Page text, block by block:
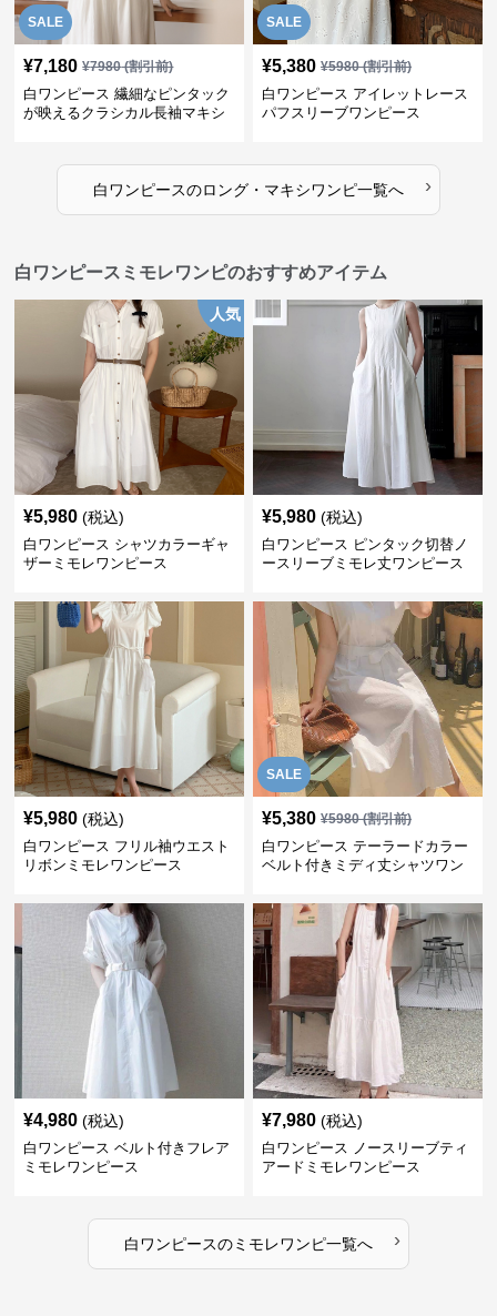
SALE
¥7,180 ¥7980(割引前)
白ワンピース 繊細なピンタック
が映えるクラシカル長袖マキシ
SALE
¥5,380 ¥5980(割引前)
白ワンピース アイレットレース
パフスリーブワンピース
白ワンピースのロング・マキシワンピ一覧へ ›
白ワンピースミモレワンピのおすすめアイテム
人気
¥5,980 (税込)
白ワンピース シャツカラーギャ
ザーミモレワンピース
¥5,980 (税込)
白ワンピース ピンタック切替ノ
ースリーブミモレ丈ワンピース
¥5,980 (税込)
白ワンピース フリル袖ウエスト
リボンミモレワンピース
SALE
¥5,380 ¥5980(割引前)
白ワンピース テーラードカラー
ベルト付きミディ丈シャツワン
¥4,980 (税込)
白ワンピース ベルト付きフレア
ミモレワンピース
¥7,980 (税込)
白ワンピース ノースリーブティ
アードミモレワンピース
白ワンピースのミモレワンピ一覧へ ›